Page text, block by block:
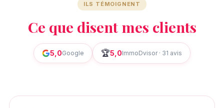
ILS TÉMOIGNENT
Ce que disent mes clients
5,0Google 🏆5,0ImmoDvisor · 31 avis